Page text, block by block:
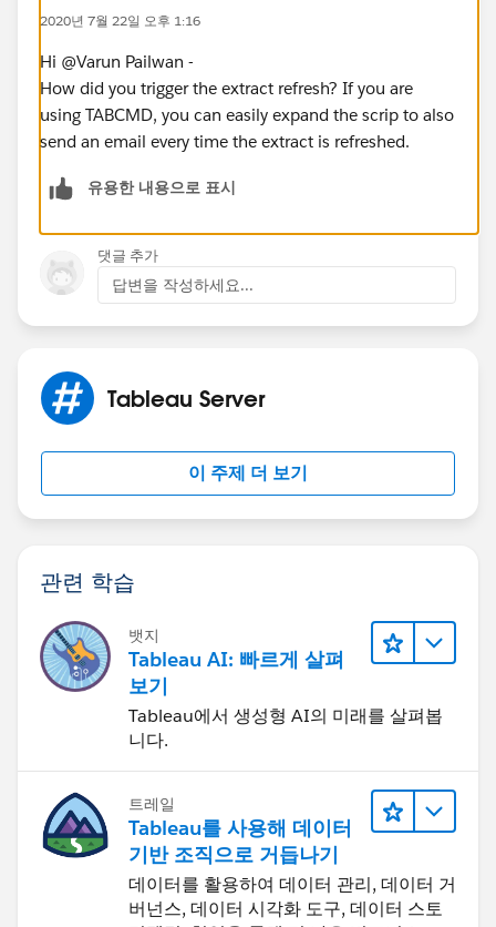
2020년 7월 22일 오후 1:16
Hi @Varun Pailwan​ -
How did you trigger the extract refresh? If you are
using TABCMD, you can easily expand the scrip to also
send an email every time the extract is refreshed.
유용한 내용으로 표시
댓글 추가
답변을 작성하세요...
Tableau Server
이 주제 더 보기
관련 학습
뱃지
Tableau AI: 빠르게 살펴
보기
Tableau에서 생성형 AI의 미래를 살펴봅
니다.
트레일
Tableau를 사용해 데이터
기반 조직으로 거듭나기
데이터를 활용하여 데이터 관리, 데이터 거
버넌스, 데이터 시각화 도구, 데이터 스토